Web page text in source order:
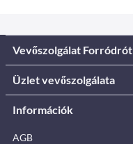
Vevőszolgálat Forródrót
Üzlet vevőszolgálata
Információk
AGB